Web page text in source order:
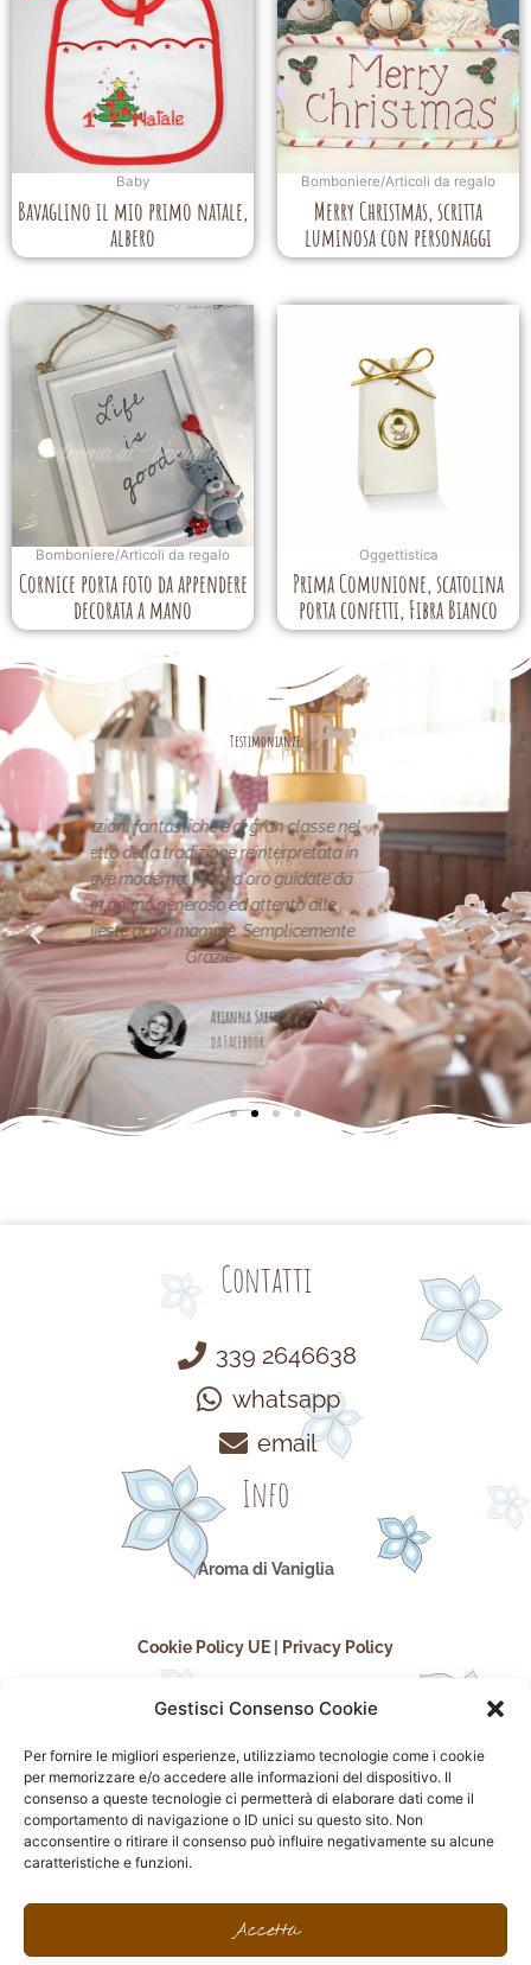
Gestisci Consenso Cookie
Per fornire le migliori esperienze, utilizziamo tecnologie come i cookie
per memorizzare e/o accedere alle informazioni del dispositivo. Il
consenso a queste tecnologie ci permetterà di elaborare dati come il
comportamento di navigazione o ID unici su questo sito. Non
acconsentire o ritirare il consenso può influire negativamente su alcune
caratteristiche e funzioni.
Accetta
Baby
Bavaglino il mio primo natale,
albero
Bomboniere/Articoli da regalo
Merry Christmas, scritta
luminosa con personaggi
Bomboniere/Articoli da regalo
Cornice porta foto da appendere
decorata a mano
Oggettistica
Prima Comunione, scatolina
porta confetti, Fibra Bianco
Testimonianze
nel
in
da
alle
Le creazioni sono fantastiche e
uniche..raffinate eleganti....complimenti
per la vostra pagina,piena di idee!grazie
Maria Teresa Masela
da Facebook
Contatti
339 2646638
whatsapp
email
Info
Aroma di Vaniglia
Cookie Policy UE Privacy Policy
seguici sui social
F
I
n
P
i
F